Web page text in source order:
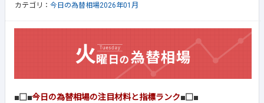
カテゴリ： 今日の為替相場2026年01月
■□■今日の為替相場の注目材料と指標ランク■□■